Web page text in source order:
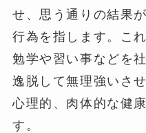
せ、思う通りの結果
行為を指します。こ
勉学や習い事などを
逸脱して無理強いさ
心理的、肉体的な健
す。